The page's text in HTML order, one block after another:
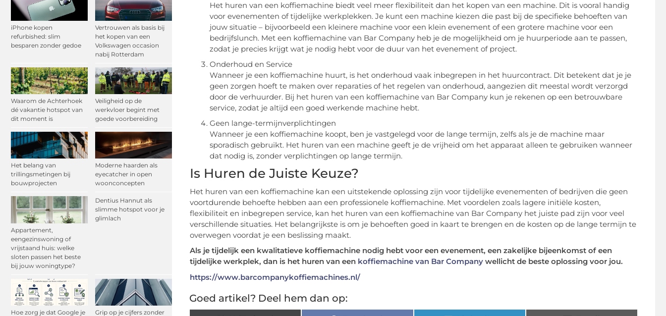
iPhone kopen
refurbished: slim
besparen zonder gedoe
Vertrouwen als basis bij
het kopen van een
Volkswagen occasion
nabij Rotterdam
Waarom de Achterhoek
dé vakantie hotspot van
dit moment is
Veiligheid op de
werkvloer begint met
goede voorbereiding
Het belang van
trillingsmetingen bij
bouwprojecten
Moderne haarden als
eyecatcher in open
woonconcepten
Appartement,
eengezinswoning of
vrijstaand huis: welke
sloten passen het beste
bij jouw woningtype?
Dentius Hannut als
slimme hotspot voor je
glimlach
Hoe zorg je dat Google je
Grip op je cijfers zonder
Het huren van een koffiemachine biedt veel meer flexibiliteit dan het kopen van een machine. Dit is vooral handig
voor evenementen of tijdelijke werkplekken. Je kunt een machine kiezen die past bij de specifieke behoeften van
jouw situatie – bijvoorbeeld een kleinere machine voor een klein evenement of een grotere machine voor een
bedrijfslunch. Met een koffiemachine van Bar Company heb je de mogelijkheid om je huurperiode aan te passen,
zodat je precies krijgt wat je nodig hebt voor de duur van het evenement of project.
Onderhoud en Service
Wanneer je een koffiemachine huurt, is het onderhoud vaak inbegrepen in het huurcontract. Dit betekent dat je je
geen zorgen hoeft te maken over reparaties of het regelen van onderhoud, aangezien dit meestal wordt verzorgd
door de verhuurder. Bij het huren van een koffiemachine van Bar Company kun je rekenen op een betrouwbare
service, zodat je altijd een goed werkende machine hebt.
Geen lange-termijnverplichtingen
Wanneer je een koffiemachine koopt, ben je vastgelegd voor de lange termijn, zelfs als je de machine maar
sporadisch gebruikt. Het huren van een machine geeft je de vrijheid om het apparaat alleen te gebruiken wanneer
dat nodig is, zonder verplichtingen op lange termijn.
Is Huren de Juiste Keuze?
Het huren van een koffiemachine kan een uitstekende oplossing zijn voor tijdelijke evenementen of bedrijven die geen
voortdurende behoefte hebben aan een professionele koffiemachine. Met voordelen zoals lagere initiële kosten,
flexibiliteit en inbegrepen service, kan het huren van een koffiemachine van Bar Company het juiste pad zijn voor veel
verschillende situaties. Het belangrijkste is om je behoeften goed in kaart te brengen en de kosten op de lange termijn te
overwegen voordat je een beslissing maakt.
Als je tijdelijk een kwalitatieve koffiemachine nodig hebt voor een evenement, een zakelijke bijeenkomst of een
tijdelijke werkplek, dan is het huren van een koffiemachine van Bar Company wellicht de beste oplossing voor jou.
https://www.barcompanykoffiemachines.nl/
Goed artikel? Deel hem dan op: